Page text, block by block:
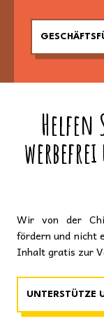
Helfen
Wir von der
fördern und nicht
Inhalt gratis zur
UNTERSTÜTZE